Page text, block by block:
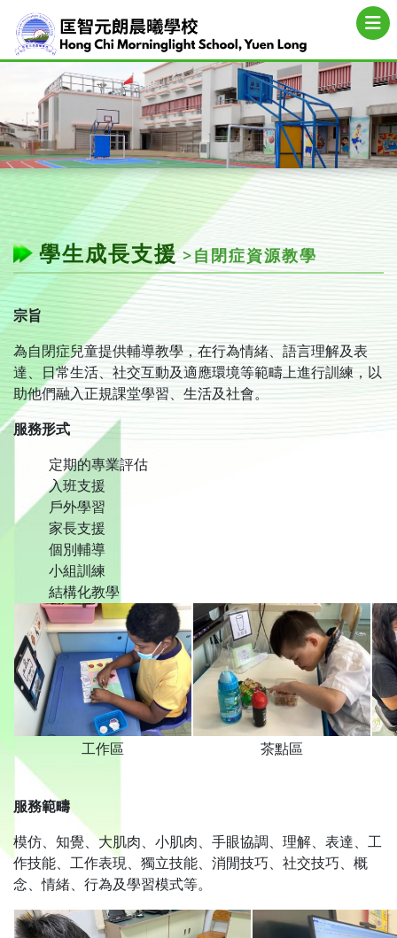
學生成長支援 >自閉症資源教學
宗旨
為自閉症兒童提供輔導教學，在行為情緒、語言理解及表
達、日常生活、社交互動及適應環境等範疇上進行訓練，以
助他們融入正規課堂學習、生活及社會。
服務形式
定期的專業評估
入班支援
戶外學習
家長支援
個別輔導
小組訓練
結構化教學
工作區 茶點區
服務範疇
模仿、知覺、大肌肉、小肌肉、手眼協調、理解、表達、工
作技能、工作表現、獨立技能、消閒技巧、社交技巧、概
念、情緒、行為及學習模式等。